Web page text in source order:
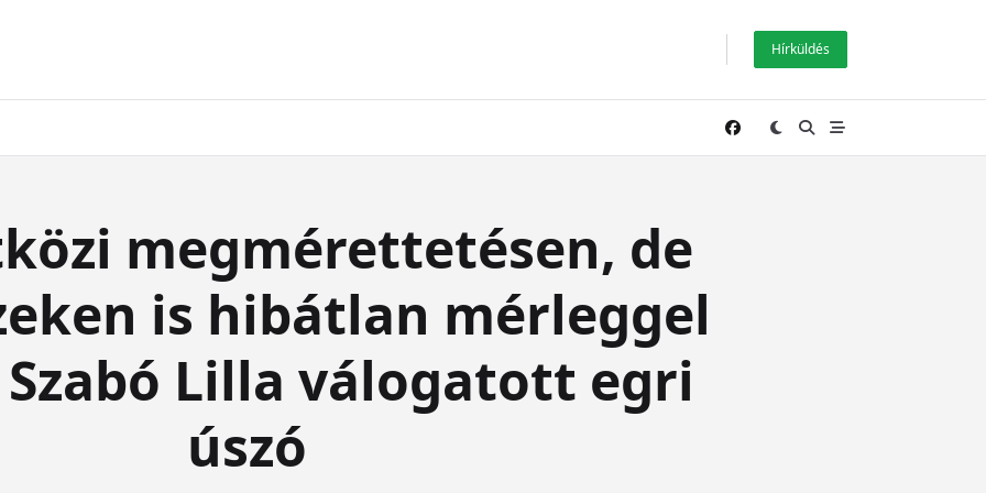
Hírküldés
megmérettetésen, de
is hibátlan mérleggel
Lilla válogatott egri
úszó